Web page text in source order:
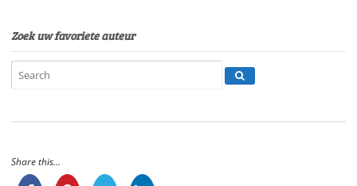
Zoek uw favoriete auteur
Share this...